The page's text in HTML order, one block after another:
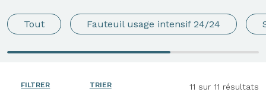
Tout Fauteuil usage intensif 24/24
FILTRER TRIER 11 sur 11 résultats